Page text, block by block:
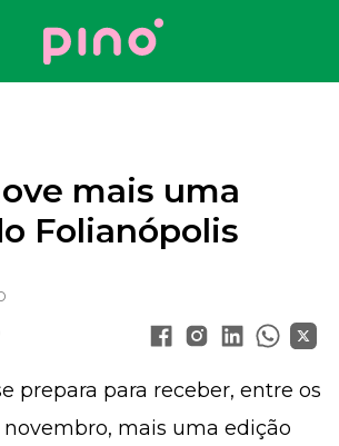
menu
Your Company
mais uma
Folianópolis
prepara para receber, entre os
novembro, mais uma edição